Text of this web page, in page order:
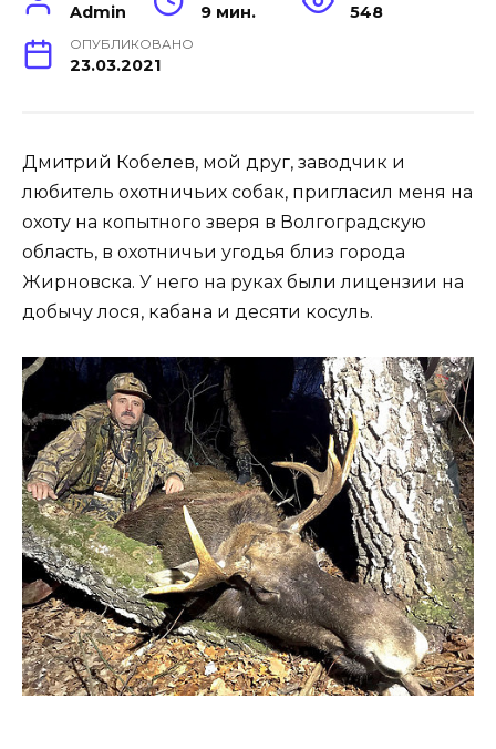
Admin 9 мин. 548
ОПУБЛИКОВАНО
23.03.2021
Дмитрий Кобелев, мой друг, заводчик и
любитель охотничьих собак, пригласил меня на
охоту на копытного зверя в Волгоградскую
область, в охотничьи угодья близ города
Жирновска. У него на руках были лицензии на
добычу лося, кабана и десяти косуль.